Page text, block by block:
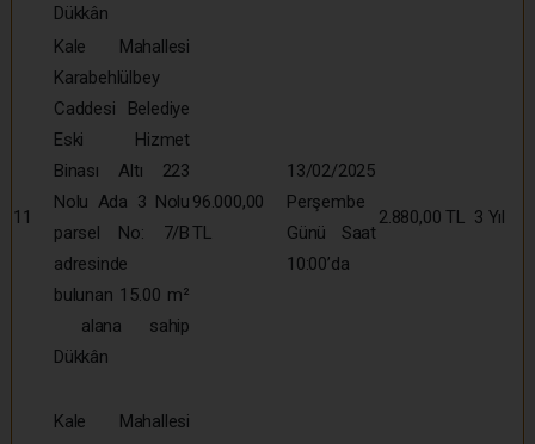
Dükkân
11
Kale Mahallesi
Karabehlülbey
Caddesi Belediye
Eski Hizmet
Binası Altı 223
Nolu Ada 3 Nolu
parsel No: 7/B
adresinde
bulunan 15.00 m²
alana sahip
Dükkân
96.000,00
TL
13/02/2025
Perşembe
Günü Saat
10:00’da
2.880,00 TL 3 Yıl
Kale Mahallesi